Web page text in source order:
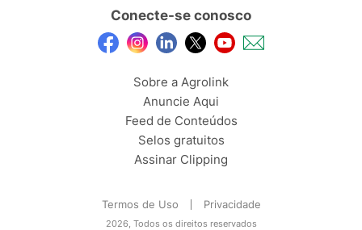
Conecte-se conosco
Sobre a Agrolink
Anuncie Aqui
Feed de Conteúdos
Selos gratuitos
Assinar Clipping
Termos de Uso Privacidade
2026, Todos os direitos reservados